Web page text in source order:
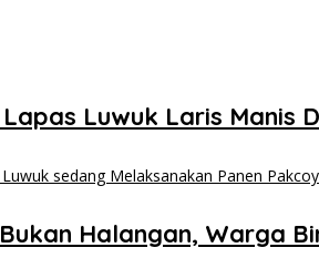
Luwuk Laris Manis
Halangan, Warga